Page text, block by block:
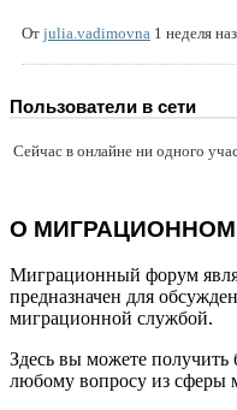
От julia.vadimovna 1 неделя
Пользователи в сети
Сейчас в онлайне ни одного
О
Миграционный форум
предназначен для
миграционной службой.
Здесь вы можете
любому вопросу из сферы